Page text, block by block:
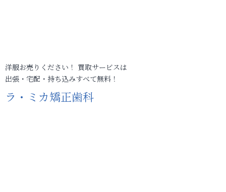
洋服お売りください！ 買取サービスは
出張・宅配・持ち込みすべて無料！
ラ・ミカ矯正歯科